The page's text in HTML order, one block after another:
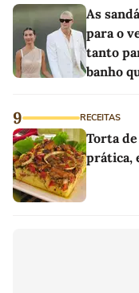
As
para o
tanto
banho
9 RECEITAS
Torta
prática,